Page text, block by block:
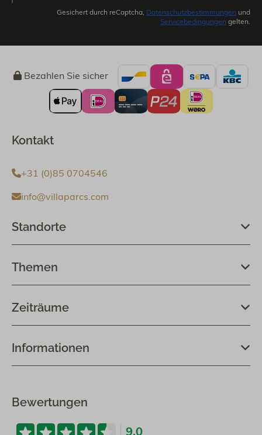
Gesichert durch reCaptcha, Datenschutzbestimmungen und
Servicebedingungen gelten.
Bezahlen Sie sicher
Kontakt
+31 (0)85 0704546
info@villaparcs.com
Standorte
Themen
Zeiträume
Informationen
Bewertungen
9.0